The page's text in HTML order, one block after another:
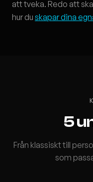
att tveka. Redo att
hur du skapar dina
5
Från klassiskt till
som